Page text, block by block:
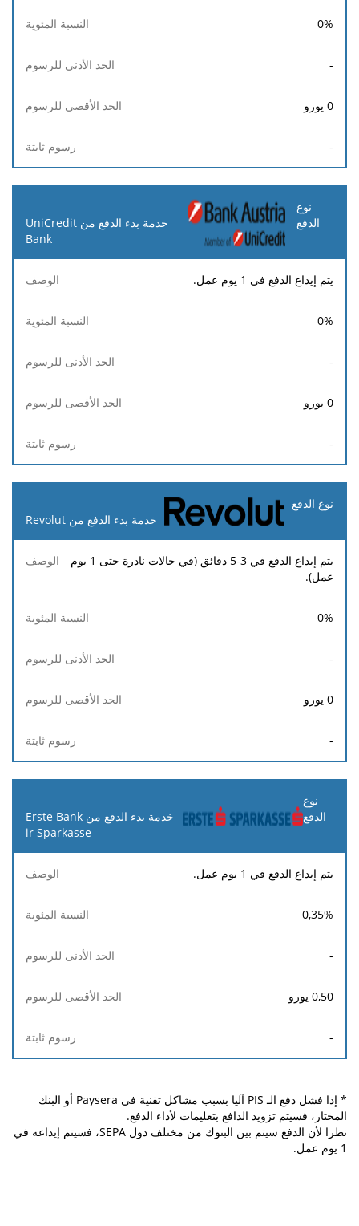
0%
-
0 يورو
-
خدمة بدء الدفع من UniCredit
Bank
يتم إيداع الدفع في 1 يوم عمل.
0%
-
0 يورو
-
خدمة بدء الدفع من Revolut
يتم إيداع الدفع في 3-5 دقائق (في حالات نادرة حتى 1 يوم
عمل).
0%
-
0 يورو
-
خدمة بدء الدفع من Erste Bank
ir Sparkasse
يتم إيداع الدفع في 1 يوم عمل.
0,35%
-
0,50 يورو
-
* إذا فشل دفع الـ PIS آليا بسبب مشاكل تقنية في Paysera أو البنك
المختار، فسيتم تزويد الدافع بتعليمات لأداء الدفع.
نظرا لأن الدفع سيتم بين البنوك من مختلف دول SEPA، فسيتم إيداعه في
1 يوم عمل.